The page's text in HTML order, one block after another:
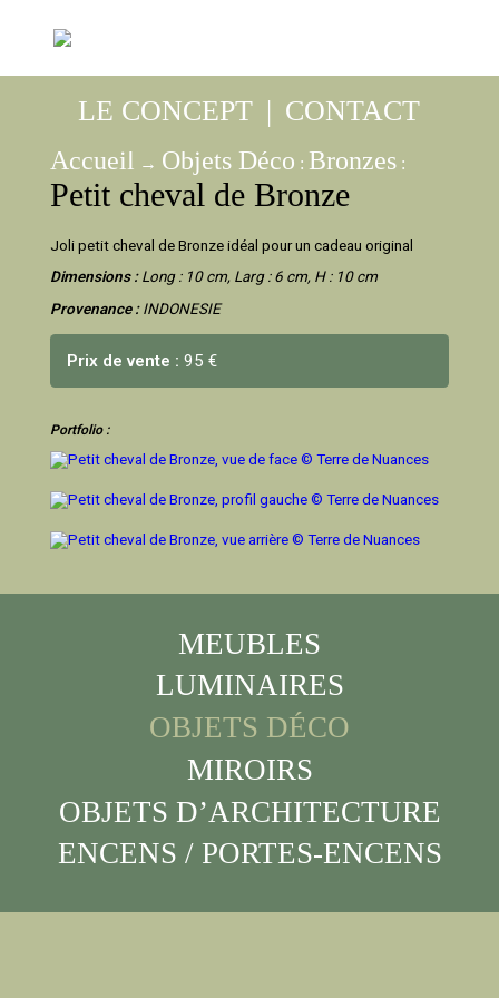
LE CONCEPT | CONTACT
Accueil → Objets Déco : Bronzes:
Petit cheval de Bronze
Joli petit cheval de Bronze idéal pour un cadeau original
Dimensions :Long : 10 cm, Larg : 6 cm, H : 10 cm
Provenance :INDONESIE
Prix de vente : 95 €
Portfolio :
MEUBLES
LUMINAIRES
OBJETS DÉCO
MIROIRS
OBJETS D’ARCHITECTURE
ENCENS / PORTES-ENCENS